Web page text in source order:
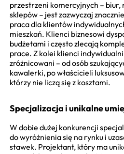
przestrzeni komercyjnych – biur,
sklepów – jest zazwyczaj
praca dla klientów
mieszkań. Klienci biznesowi
budżetami i często zlecają
prace. Z kolei klienci
zróżnicowani – od osób
kawalerki, po właścicieli
którzy nie liczą się z kosztami.
Specjalizacja i unikalne
W dobie dużej konkurencji
do wyróżnienia się na rynku i
stawek. Projektant, który ma